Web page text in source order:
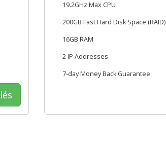
19.2GHz Max CPU
200GB Fast Hard Disk Space (RAID)
16GB RAM
2 IP Addresses
7-day Money Back Guarantee